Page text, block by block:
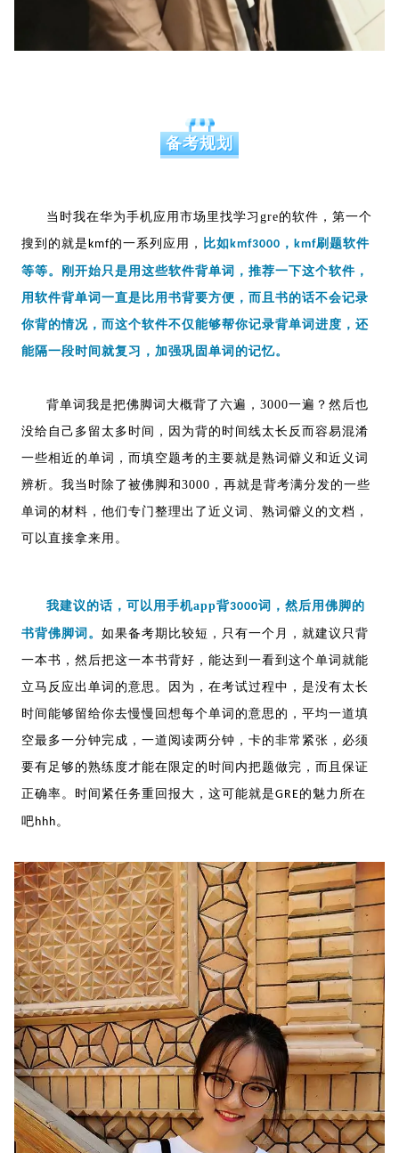
备考规划
当时我在华为手机应用市场里找学习gre的软件，第一个
搜到的就是 kmf的一系列应用， 比如 kmf3000 ， kmf刷题软件
等等。刚开始只是用这些软件背单词，推荐一下这个软件，
用软件背单词一直是比用书背要方便，而且书的话不会记录
你背的情况，而这个软件不仅能够帮你记录背单词进度，还
能隔一段时间就复习，加强巩固单词的记忆。
背单词我是把佛脚词大概背了六遍， 3000一遍？然后也
没给自己多留太多时间，因为背的时间线太长反而容易混淆
一些相近的单词，而填空题考的主要就是熟词僻义和近义词
辨析。我当时除了被佛脚和3000 ，再就是背考满分发的一些
单词的材料，他们专门整理出了近义词、熟词僻义的文档，
可以直接拿来用。
我建议的话，可以用手机app背3000词，然后用佛脚的
书背佛脚词。 如果备考期比较短，只有一个月，就建议只背
一本书，然后把这一本书背好，能达到一看到这个单词就能
立马反应出单词的意思。因为，在考试过程中，是没有太长
时间能够留给你去慢慢回想每个单词的意思的，平均一道填
空最多一分钟完成，一道阅读两分钟，卡的非常紧张，必须
要有足够的熟练度才能在限定的时间内把题做完，而且保证
正确率。时间紧任务重回报大，这可能就是GRE的魅力所在
吧 hhh 。